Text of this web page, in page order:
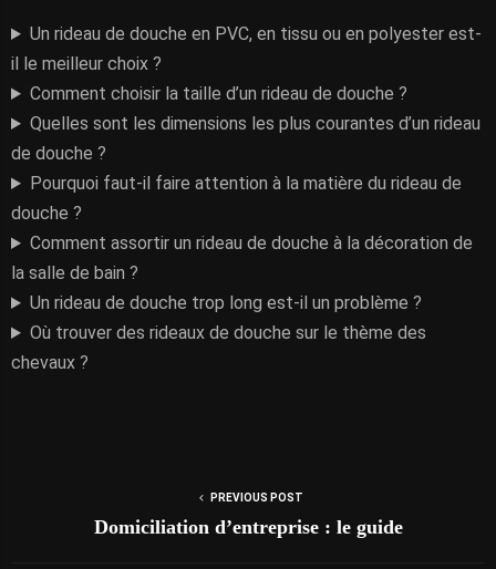
Un rideau de douche en PVC, en tissu ou en polyester est-
il le meilleur choix ?
Comment choisir la taille d’un rideau de douche ?
Quelles sont les dimensions les plus courantes d’un rideau
de douche ?
Pourquoi faut-il faire attention à la matière du rideau de
douche ?
Comment assortir un rideau de douche à la décoration de
la salle de bain ?
Un rideau de douche trop long est-il un problème ?
Où trouver des rideaux de douche sur le thème des
chevaux ?
PREVIOUS POST
Domiciliation d’entreprise : le guide